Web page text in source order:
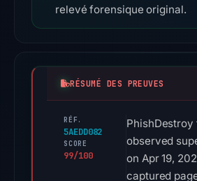
relevé forensique original.
RÉSUMÉ DES PREUVES
RÉF.
5AEDD082
SCORE
99/100
observed
on Apr 19,
captured